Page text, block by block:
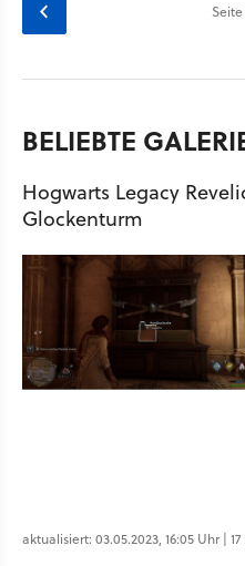
BELIEBTE
Hogwarts Legacy
Glockenturm
aktualisiert: 03.05.2023, 16:05 Uhr |